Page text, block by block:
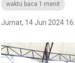
waktu baca 1 menit
Jumat, 14 Jun 2024